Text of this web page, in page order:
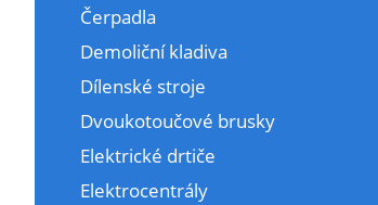
Čerpadla
Demoliční kladiva
Dílenské stroje
Dvoukotoučové brusky
Elektrické drtiče
Elektrocentrály